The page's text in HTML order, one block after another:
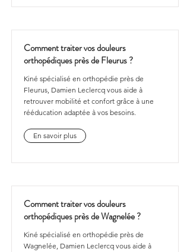
Comment traiter vos douleurs
orthopédiques près de Fleurus ?
Kiné spécialisé en orthopédie près de
Fleurus, Damien Leclercq vous aide à
retrouver mobilité et confort grâce à une
rééducation adaptée à vos besoins.
En savoir plus
Comment traiter vos douleurs
orthopédiques près de Wagnelée ?
Kiné spécialisé en orthopédie près de
Wagnelée, Damien Leclercq vous aide à